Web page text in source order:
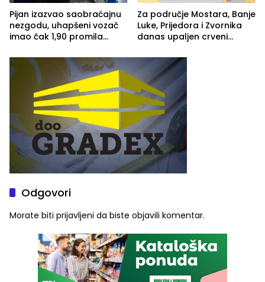
Pijan izazvao saobraćajnu
nezgodu, uhapšeni vozač
imao čak 1,90 promila
Za područje Mostara, Banje
Luke, Prijedora i Zvornika
danas upaljen crveni
Odgovori
Morate biti prijavljeni da biste objavili komentar.